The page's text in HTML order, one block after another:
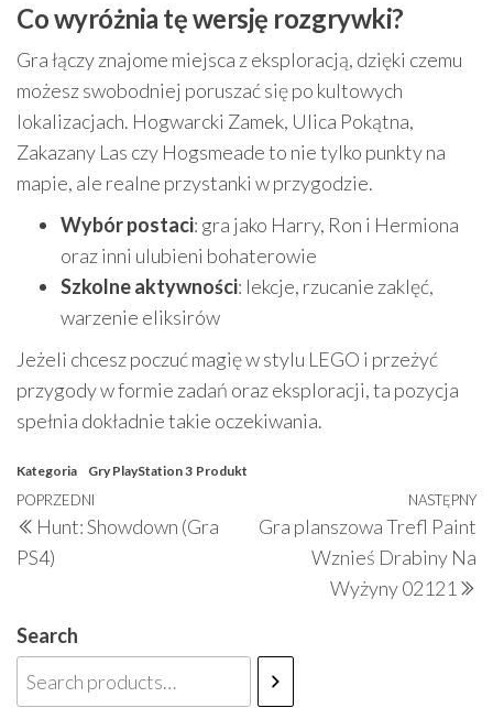
Co wyróżnia tę wersję rozgrywki?
Gra łączy znajome miejsca z eksploracją, dzięki czemu
możesz swobodniej poruszać się po kultowych
lokalizacjach. Hogwarcki Zamek, Ulica Pokątna,
Zakazany Las czy Hogsmeade to nie tylko punkty na
mapie, ale realne przystanki w przygodzie.
Wybór postaci: gra jako Harry, Ron i Hermiona
oraz inni ulubieni bohaterowie
Szkolne aktywności: lekcje, rzucanie zaklęć,
warzenie eliksirów
Jeżeli chcesz poczuć magię w stylu LEGO i przeżyć
przygody w formie zadań oraz eksploracji, ta pozycja
spełnia dokładnie takie oczekiwania.
Kategoria Gry PlayStation 3 Produkt
Nawigacja
wpisu
Poprzedni
wpis
POPRZEDNI
Hunt: Showdown (Gra
PS4)
NASTĘPNY
Gra planszowa Trefl Paint
Wznieś Drabiny Na
Wyżyny 02121
Search